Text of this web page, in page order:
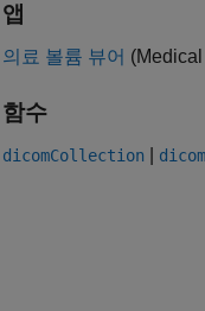
앱
의료 볼륨 뷰어
함수
dicomCollection